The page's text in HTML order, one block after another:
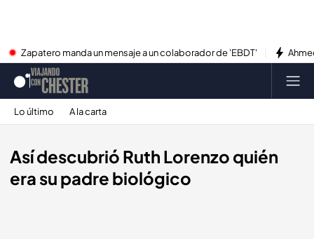
Zapatero manda un mensaje a un colaborador de 'EBDT'
Lo último A la carta
Así descubrió Ruth Lorenzo quién
era su padre biológico